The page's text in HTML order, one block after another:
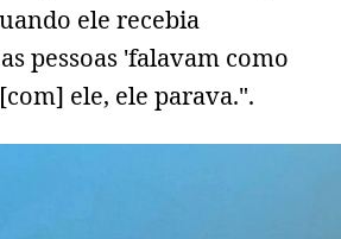
ele recebia
pessoas 'falavam como
ele, ele parava.".